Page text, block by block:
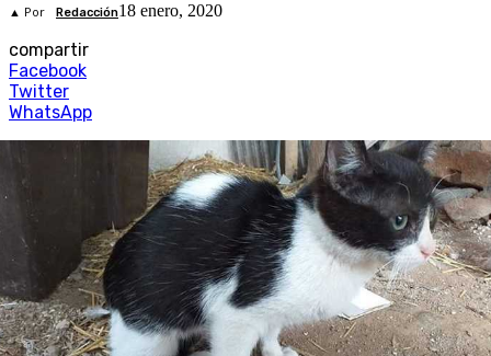
▲ Por Redacción18 enero, 2020
compartir
Facebook
Twitter
WhatsApp